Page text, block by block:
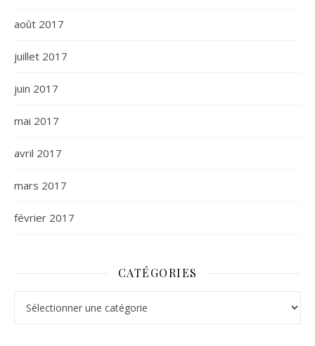
août 2017
juillet 2017
juin 2017
mai 2017
avril 2017
mars 2017
février 2017
CATÉGORIES